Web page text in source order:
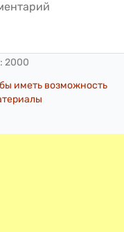
2000
иметь возможность